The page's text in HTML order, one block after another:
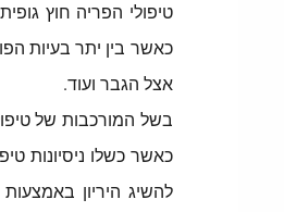
טיפולי הפריה חוץ
כאשר בין יתר בעיות
אצל הגבר ועוד.